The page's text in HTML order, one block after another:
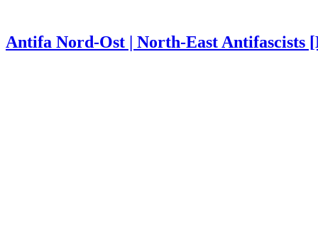
Antifa Nord-Ost | North-East Antifascists